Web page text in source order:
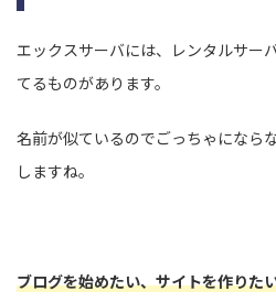
エックスサーバには、レンタルサー
てるものがあります。
名前が似ているのでごっちゃになら
しますね。
ブログを始めたい、サイトを作りた